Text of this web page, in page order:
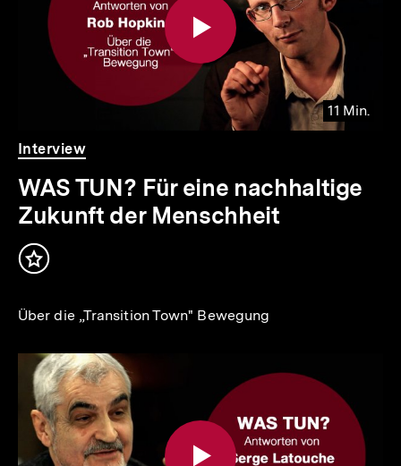
11 Min.
Video
Dauer
11
Min.
Interview
WAS TUN? Für eine nachhaltige
Zukunft der Menschheit
Inhalt
Über die „Transition Town" Bewegung